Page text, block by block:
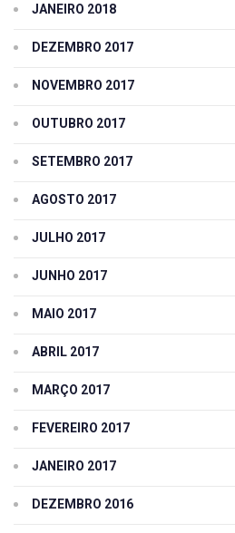
JANEIRO 2018
DEZEMBRO 2017
NOVEMBRO 2017
OUTUBRO 2017
SETEMBRO 2017
AGOSTO 2017
JULHO 2017
JUNHO 2017
MAIO 2017
ABRIL 2017
MARÇO 2017
FEVEREIRO 2017
JANEIRO 2017
DEZEMBRO 2016